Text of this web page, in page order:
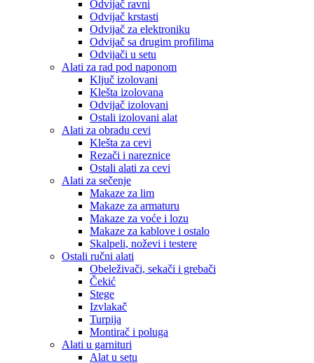
Odvijač ravni
Odvijač krstasti
Odvijač za elektroniku
Odvijač sa drugim profilima
Odvijači u setu
Alati za rad pod naponom
Ključ izolovani
Klešta izolovana
Odvijač izolovani
Ostali izolovani alat
Alati za obradu cevi
Klešta za cevi
Rezači i nareznice
Ostali alati za cevi
Alati za sečenje
Makaze za lim
Makaze za armaturu
Makaze za voće i lozu
Makaze za kablove i ostalo
Skalpeli, noževi i testere
Ostali ručni alati
Obeleživači, sekači i grebači
Čekić
Stege
Izvlakač
Turpija
Montirač i poluga
Alati u garnituri
Alat u setu